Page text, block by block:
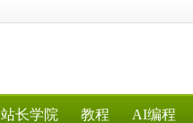
站长学院 教程 AI编程